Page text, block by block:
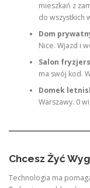
mieszkań z
do wszystkich
Dom
Nice. Wjazd i
Salon
ma swój kod.
Domek
Warszawy. 0
Chcesz Żyć
Technologia ma